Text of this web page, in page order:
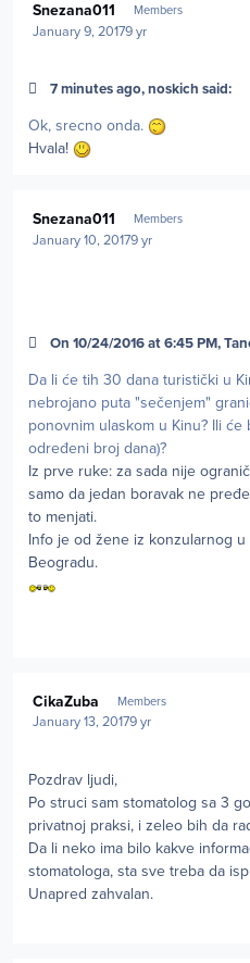
Snezana011 Members
January 9, 20179 yr
7 minutes ago, noskich said:
Ok, srecno onda.
Hvala!
Snezana011 Members
January 10, 20179 yr
On 10/24/2016 at 6:45 PM,
Da li će tih 30 dana turistički u
nebrojano puta "sečenjem"
ponovnim ulaskom u Kinu? Ili
određeni broj dana)?
Iz prve ruke: za sada nije
samo da jedan boravak ne
to menjati.
Info je od žene iz konzularnog u
Beogradu.
CikaZuba Members
January 13, 20179 yr
Pozdrav ljudi,
Po struci sam stomatolog sa 3
privatnoj praksi, i zeleo bih da
Da li neko ima bilo kakve
stomatologa, sta sve treba da
Unapred zahvalan.